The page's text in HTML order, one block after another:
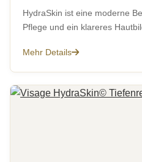
HydraSkin ist eine moderne
Pflege und ein klareres
Mehr Details